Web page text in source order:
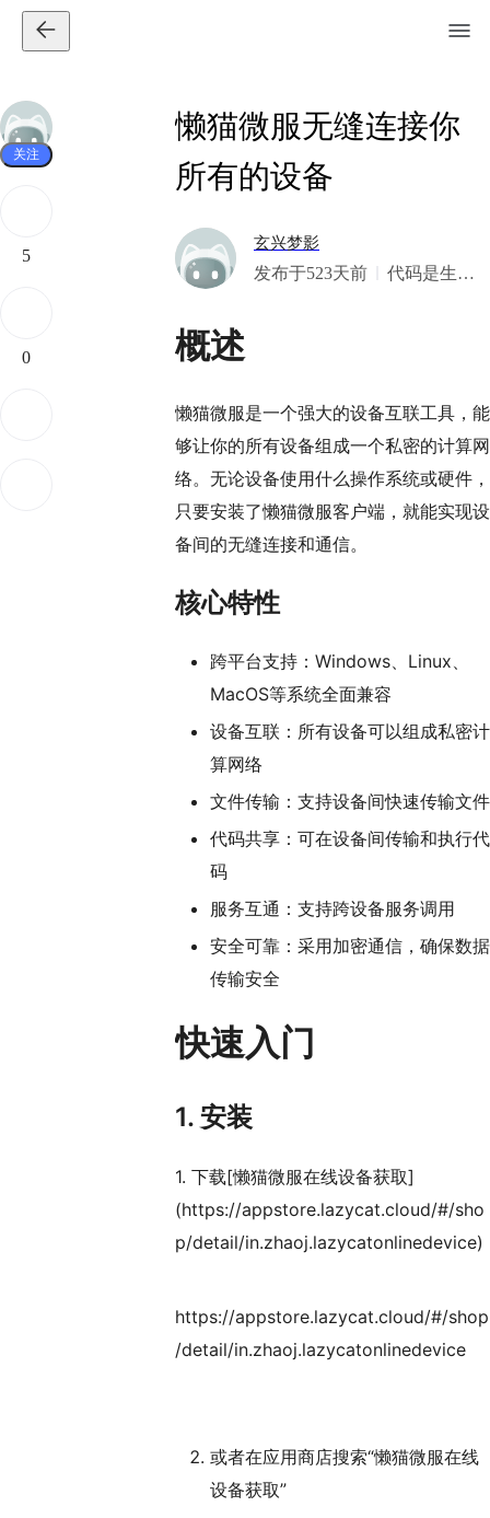
关注
5
0
懒猫微服无缝连接你
所有的设备
玄兴梦影
发布于523天前
代码是生
概述
懒猫微服是一个强大的设备互联工具，能
够让你的所有设备组成一个私密的计算网
络。无论设备使用什么操作系统或硬件，
只要安装了懒猫微服客户端，就能实现设
备间的无缝连接和通信。
核心特性
跨平台支持：Windows、Linux、
MacOS等系统全面兼容
设备互联：所有设备可以组成私密计
算网络
文件传输：支持设备间快速传输文件
代码共享：可在设备间传输和执行代
码
服务互通：支持跨设备服务调用
安全可靠：采用加密通信，确保数据
传输安全
快速入门
1. 安装
1. 下载[懒猫微服在线设备获取]
(https://appstore.lazycat.cloud/#/sho
p/detail/in.zhaoj.lazycatonlinedevice)
https://appstore.lazycat.cloud/#/shop
/detail/in.zhaoj.lazycatonlinedevice
或者在应用商店搜索“懒猫微服在线
设备获取”